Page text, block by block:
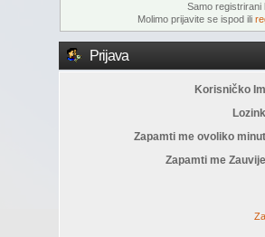
Samo registrirani
Molimo prijavite se ispod ili
Prijava
Korisničko
Zapamti me ovoliko
Zapamti me